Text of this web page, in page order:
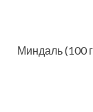
Миндаль (100